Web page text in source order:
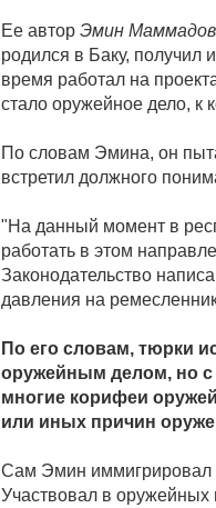
Ее автор Эмин
родился в Баку, получил
время работал на
стало оружейное дело, к
По словам Эмина, он
встретил должного
"На данный момент в
работать в этом
Законодательство
давления на
По его словам, тюрки
оружейным делом, но с
многие корифеи
или иных причин
Сам Эмин иммигрировал
Участвовал в